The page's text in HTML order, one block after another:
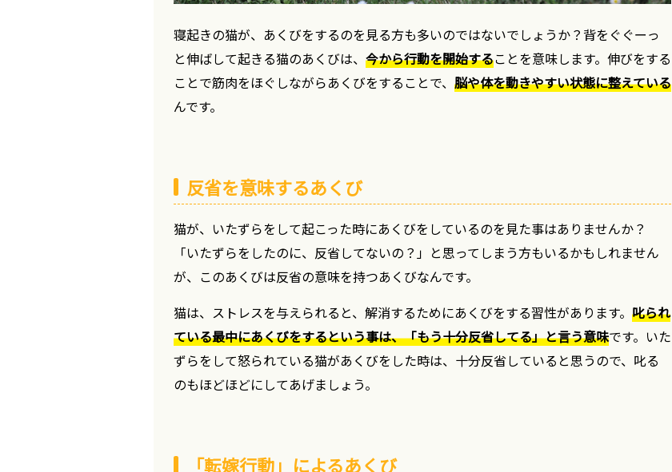
寝起きの猫が、あくびをするのを見る方も多いのではないでしょうか？背をぐぐーっ
と伸ばして起きる猫のあくびは、 今から行動を開始することを意味します。伸びをする
ことで筋肉をほぐしながらあくびをすることで、 脳や体を動きやすい状態に整えている
んです。
反省を意味するあくび
猫が、いたずらをして起こった時にあくびをしているのを見た事はありませんか？
「いたずらをしたのに、反省してないの？」と思ってしまう方もいるかもしれません
が、このあくびは反省の意味を持つあくびなんです。
猫は、ストレスを与えられると、解消するためにあくびをする習性があります。 叱られ
ている最中にあくびをするという事は、「もう十分反省してる」と言う意味です。いた
ずらをして怒られている猫があくびをした時は、十分反省していると思うので、叱る
のもほどほどにしてあげましょう。
「転嫁行動」によるあくび